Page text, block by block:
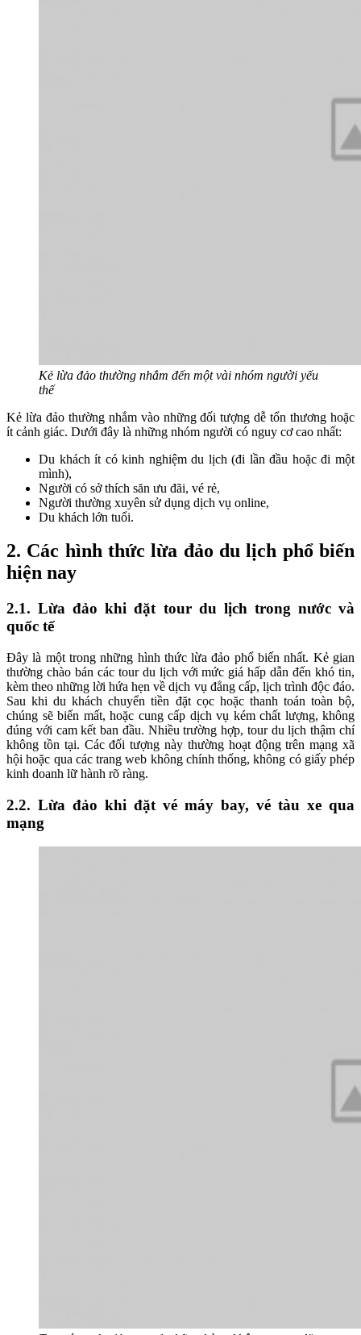
Kẻ lừa đảo thường nhắm đến một vài nhóm người yếu
thế
Kẻ lừa đảo thường nhắm vào những đối tượng dễ tổn thương hoặc
ít cảnh giác. Dưới đây là những nhóm người có nguy cơ cao nhất:
Du khách ít có kinh nghiệm du lịch (đi lần đầu hoặc đi một
mình),
Người có sở thích săn ưu đãi, vé rẻ,
Người thường xuyên sử dụng dịch vụ online,
Du khách lớn tuổi.
2. Các hình thức lừa đảo du lịch phổ biến
hiện nay
2.1. Lừa đảo khi đặt tour du lịch trong nước và
quốc tế
Đây là một trong những hình thức lừa đảo phổ biến nhất. Kẻ gian
thường chào bán các tour du lịch với mức giá hấp dẫn đến khó tin,
kèm theo những lời hứa hẹn về dịch vụ đẳng cấp, lịch trình độc đáo.
Sau khi du khách chuyển tiền đặt cọc hoặc thanh toán toàn bộ,
chúng sẽ biến mất, hoặc cung cấp dịch vụ kém chất lượng, không
đúng với cam kết ban đầu. Nhiều trường hợp, tour du lịch thậm chí
không tồn tại. Các đối tượng này thường hoạt động trên mạng xã
hội hoặc qua các trang web không chính thống, không có giấy phép
kinh doanh lữ hành rõ ràng.
2.2. Lừa đảo khi đặt vé máy bay, vé tàu xe qua
mạng